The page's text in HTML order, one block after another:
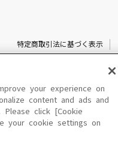
特定商取引法に基づく表示
このサイトに掲載されている
your experience on
content and ads and
click [Cookie
your cookie settings on